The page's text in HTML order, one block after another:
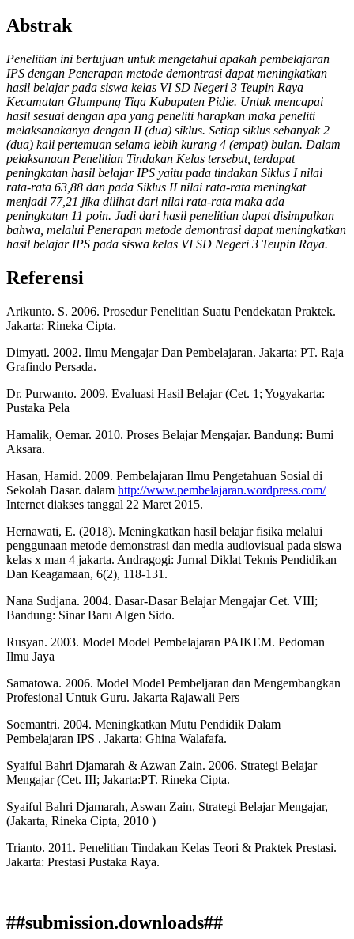
Abstrak
Penelitian ini bertujuan untuk mengetahui apakah pembelajaran
IPS dengan Penerapan metode demontrasi dapat meningkatkan
hasil belajar pada siswa kelas VI SD Negeri 3 Teupin Raya
Kecamatan Glumpang Tiga Kabupaten Pidie. Untuk mencapai
hasil sesuai dengan apa yang peneliti harapkan maka peneliti
melaksanakanya dengan II (dua) siklus. Setiap siklus sebanyak 2
(dua) kali pertemuan selama lebih kurang 4 (empat) bulan. Dalam
pelaksanaan Penelitian Tindakan Kelas tersebut, terdapat
peningkatan hasil belajar IPS yaitu pada tindakan Siklus I nilai
rata-rata 63,88 dan pada Siklus II nilai rata-rata meningkat
menjadi 77,21 jika dilihat dari nilai rata-rata maka ada
peningkatan 11 poin. Jadi dari hasil penelitian dapat disimpulkan
bahwa, melalui Penerapan metode demontrasi dapat meningkatkan
hasil belajar IPS pada siswa kelas VI SD Negeri 3 Teupin Raya.
Referensi
Arikunto. S. 2006. Prosedur Penelitian Suatu Pendekatan Praktek.
Jakarta: Rineka Cipta.
Dimyati. 2002. Ilmu Mengajar Dan Pembelajaran. Jakarta: PT. Raja
Grafindo Persada.
Dr. Purwanto. 2009. Evaluasi Hasil Belajar (Cet. 1; Yogyakarta:
Pustaka Pela
Hamalik, Oemar. 2010. Proses Belajar Mengajar. Bandung: Bumi
Aksara.
Hasan, Hamid. 2009. Pembelajaran Ilmu Pengetahuan Sosial di
Sekolah Dasar. dalam http://www.pembelajaran.wordpress.com/
Internet diakses tanggal 22 Maret 2015.
Hernawati, E. (2018). Meningkatkan hasil belajar fisika melalui
penggunaan metode demonstrasi dan media audiovisual pada siswa
kelas x man 4 jakarta. Andragogi: Jurnal Diklat Teknis Pendidikan
Dan Keagamaan, 6(2), 118-131.
Nana Sudjana. 2004. Dasar-Dasar Belajar Mengajar Cet. VIII;
Bandung: Sinar Baru Algen Sido.
Rusyan. 2003. Model Model Pembelajaran PAIKEM. Pedoman
Ilmu Jaya
Samatowa. 2006. Model Model Pembeljaran dan Mengembangkan
Profesional Untuk Guru. Jakarta Rajawali Pers
Soemantri. 2004. Meningkatkan Mutu Pendidik Dalam
Pembelajaran IPS . Jakarta: Ghina Walafafa.
Syaiful Bahri Djamarah & Azwan Zain. 2006. Strategi Belajar
Mengajar (Cet. III; Jakarta:PT. Rineka Cipta.
Syaiful Bahri Djamarah, Aswan Zain, Strategi Belajar Mengajar,
(Jakarta, Rineka Cipta, 2010 )
Trianto. 2011. Penelitian Tindakan Kelas Teori & Praktek Prestasi.
Jakarta: Prestasi Pustaka Raya.
##submission.downloads##